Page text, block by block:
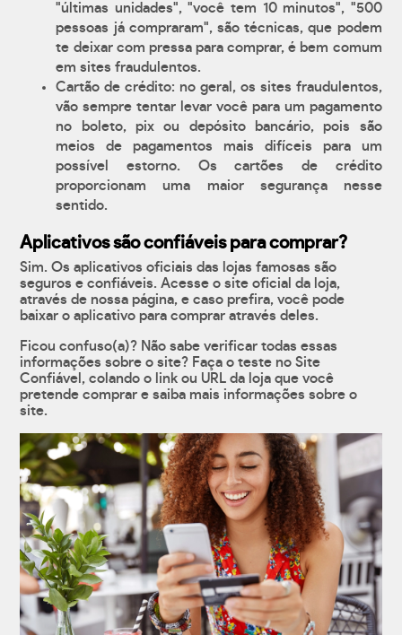
"últimas unidades", "você tem 10 minutos", "500
pessoas já compraram", são técnicas, que podem
te deixar com pressa para comprar, é bem comum
em sites fraudulentos.
Cartão de crédito: no geral, os sites fraudulentos,
vão sempre tentar levar você para um pagamento
no boleto, pix ou depósito bancário, pois são
meios de pagamentos mais difíceis para um
possível estorno. Os cartões de crédito
proporcionam uma maior segurança nesse
sentido.
Aplicativos são confiáveis para comprar?
Sim. Os aplicativos oficiais das lojas famosas são
seguros e confiáveis. Acesse o site oficial da loja,
através de nossa página, e caso prefira, você pode
baixar o aplicativo para comprar através deles.
Ficou confuso(a)? Não sabe verificar todas essas
informações sobre o site? Faça o teste no Site
Confiável, colando o link ou URL da loja que você
pretende comprar e saiba mais informações sobre o
site.